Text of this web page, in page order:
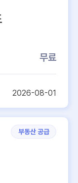
무료
2026-08-01
부동산 공급